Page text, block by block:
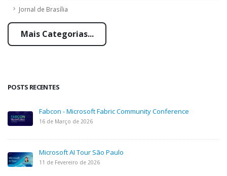
Jornal de Brasília
Mais Categorias...
POSTS RECENTES
Fabcon - Microsoft Fabric Community Conference
16 de Março de 2026
Microsoft AI Tour São Paulo
11 de Fevereiro de 2026